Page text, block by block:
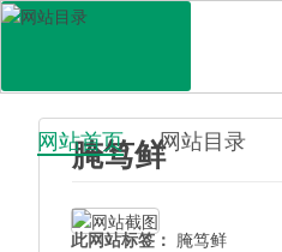
百科目录
网站首页 网站目录
腌笃鲜
此网站标签： 腌笃鲜